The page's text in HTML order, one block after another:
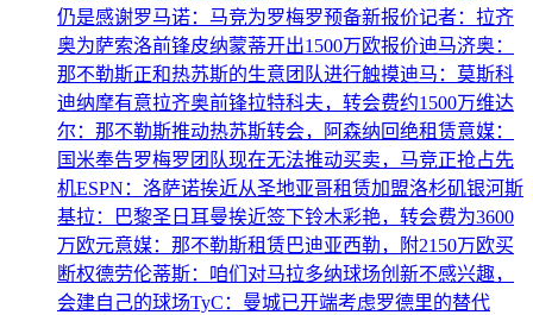
仍是感谢罗马诺：马竞为罗梅罗预备新报价记者：拉齐
奥为萨索洛前锋皮纳蒙蒂开出1500万欧报价迪马济奥：
那不勒斯正和热苏斯的生意团队进行触摸迪马：莫斯科
迪纳摩有意拉齐奥前锋拉特科夫，转会费约1500万维达
尔：那不勒斯推动热苏斯转会，阿森纳回绝租赁意媒：
国米奉告罗梅罗团队现在无法推动买卖，马竞正抢占先
机ESPN：洛萨诺挨近从圣地亚哥租赁加盟洛杉矶银河斯
基拉：巴黎圣日耳曼挨近签下铃木彩艳，转会费为3600
万欧元意媒：那不勒斯租赁巴迪亚西勒，附2150万欧买
断权德劳伦蒂斯：咱们对马拉多纳球场创新不感兴趣，
会建自己的球场TyC：曼城已开端考虑罗德里的替代